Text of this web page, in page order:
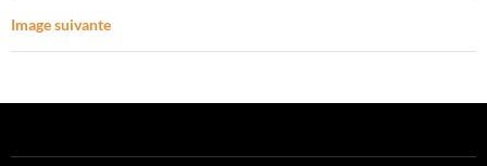
Image suivante